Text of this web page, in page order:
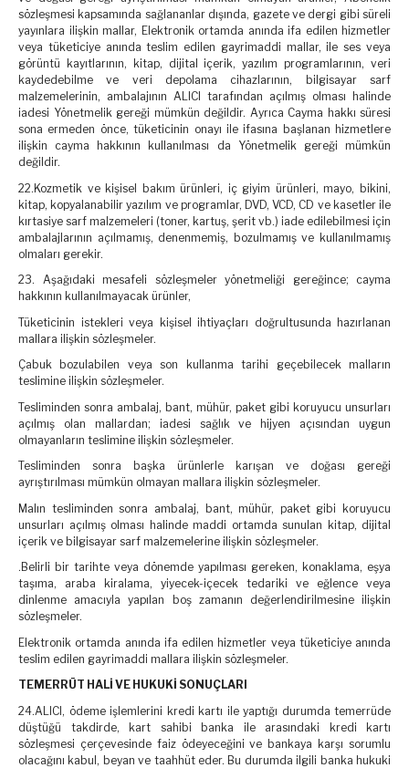
sözleşmesi kapsamında sağlananlar dışında, gazete ve dergi gibi süreli
yayınlara ilişkin mallar, Elektronik ortamda anında ifa edilen hizmetler
veya tüketiciye anında teslim edilen gayrimaddi mallar, ile ses veya
görüntü kayıtlarının, kitap, dijital içerik, yazılım programlarının, veri
kaydedebilme ve veri depolama cihazlarının, bilgisayar sarf
malzemelerinin, ambalajının ALICI tarafından açılmış olması halinde
iadesi Yönetmelik gereği mümkün değildir. Ayrıca Cayma hakkı süresi
sona ermeden önce, tüketicinin onayı ile ifasına başlanan hizmetlere
ilişkin cayma hakkının kullanılması da Yönetmelik gereği mümkün
değildir.
22.Kozmetik ve kişisel bakım ürünleri, iç giyim ürünleri, mayo, bikini,
kitap, kopyalanabilir yazılım ve programlar, DVD, VCD, CD ve kasetler ile
kırtasiye sarf malzemeleri (toner, kartuş, şerit vb.) iade edilebilmesi için
ambalajlarının açılmamış, denenmemiş, bozulmamış ve kullanılmamış
olmaları gerekir.
23. Aşağıdaki mesafeli sözleşmeler yönetmeliği gereğince; cayma
hakkının kullanılmayacak ürünler,
Tüketicinin istekleri veya kişisel ihtiyaçları doğrultusunda hazırlanan
mallara ilişkin sözleşmeler.
Çabuk bozulabilen veya son kullanma tarihi geçebilecek malların
teslimine ilişkin sözleşmeler.
Tesliminden sonra ambalaj, bant, mühür, paket gibi koruyucu unsurları
açılmış olan mallardan; iadesi sağlık ve hijyen açısından uygun
olmayanların teslimine ilişkin sözleşmeler.
Tesliminden sonra başka ürünlerle karışan ve doğası gereği
ayrıştırılması mümkün olmayan mallara ilişkin sözleşmeler.
Malın tesliminden sonra ambalaj, bant, mühür, paket gibi koruyucu
unsurları açılmış olması halinde maddi ortamda sunulan kitap, dijital
içerik ve bilgisayar sarf malzemelerine ilişkin sözleşmeler.
.Belirli bir tarihte veya dönemde yapılması gereken, konaklama, eşya
taşıma, araba kiralama, yiyecek-içecek tedariki ve eğlence veya
dinlenme amacıyla yapılan boş zamanın değerlendirilmesine ilişkin
sözleşmeler.
Elektronik ortamda anında ifa edilen hizmetler veya tüketiciye anında
teslim edilen gayrimaddi mallara ilişkin sözleşmeler.
TEMERRÜT HALİ VE HUKUKİ SONUÇLARI
24.ALICI, ödeme işlemlerini kredi kartı ile yaptığı durumda temerrüde
düştüğü takdirde, kart sahibi banka ile arasındaki kredi kartı
sözleşmesi çerçevesinde faiz ödeyeceğini ve bankaya karşı sorumlu
olacağını kabul, beyan ve taahhüt eder. Bu durumda ilgili banka hukuki